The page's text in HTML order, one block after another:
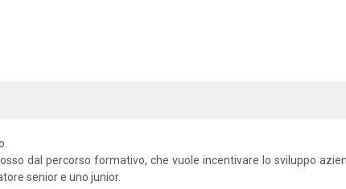
dal percorso formativo, che vuole incentivare lo sviluppo
senior e uno junior.